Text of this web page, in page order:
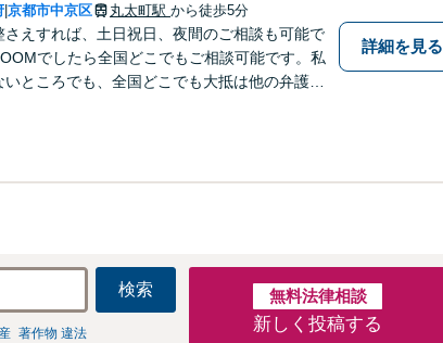
京都市中京区 丸太町駅 から徒歩5分
さえすれば、土日祝日、夜間のご相談も可能で
でしたら全国どこでもご相談可能です。私
いところでも、全国どこでも大抵は他の弁護士
詳細を見る
検索
著作物 違法
無料法律相談
新しく投稿する